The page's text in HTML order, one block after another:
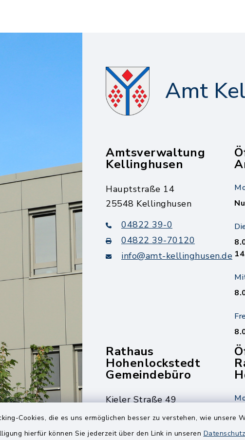
Cookies, die es uns ermöglichen besser zu verstehen, wie unsere
hierfür können Sie jederzeit über den Link in unseren
Amt
Amtsverwaltung
Kellinghusen
Hauptstraße 14
25548 Kellinghusen
04822 39-0
04822 39-70120
info@amt-kellinghusen.de
Rathaus
Hohenlockstedt
Gemeindebüro
Kieler Straße 49
25551 Hohenlockstedt
04826 30-0